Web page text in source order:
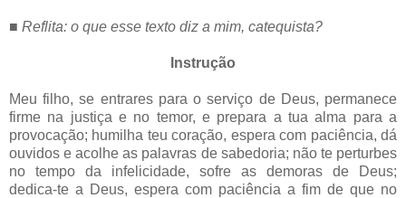
■ Reflita: o que esse texto diz a mim, catequista?
Instrução
Meu filho, se entrares para o serviço de Deus, permanece
firme na justiça e no temor, e prepara a tua alma para a
provocação; humilha teu coração, espera com paciência, dá
ouvidos e acolhe as palavras de sabedoria; não te perturbes
no tempo da infelicidade, sofre as demoras de Deus;
dedica-te a Deus, espera com paciência a fim de que no